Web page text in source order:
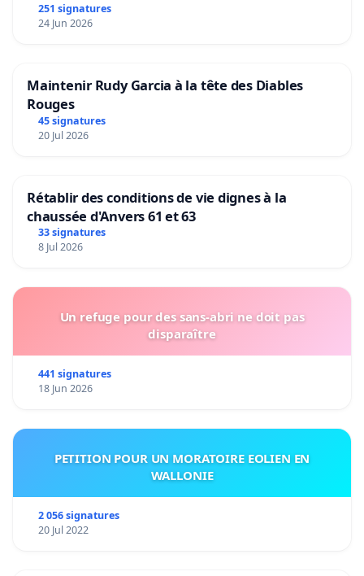
251 signatures
24 Jun 2026
Maintenir Rudy Garcia à la tête des Diables
Rouges
45 signatures
20 Jul 2026
Rétablir des conditions de vie dignes à la
chaussée d'Anvers 61 et 63
33 signatures
8 Jul 2026
Un refuge pour des sans-abri ne doit pas
disparaître
441 signatures
18 Jun 2026
PETITION POUR UN MORATOIRE EOLIEN EN
WALLONIE
2 056 signatures
20 Jul 2022